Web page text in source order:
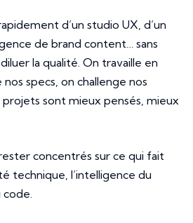
d’un studio UX, d’un
de brand content… sans
la qualité. On travaille en
specs, on challenge nos
projets sont mieux pensés, mieux
concentrés sur ce qui fait
technique, l’intelligence du
code.